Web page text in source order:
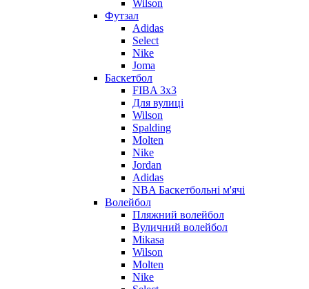
Wilson
Футзал
Adidas
Select
Nike
Joma
Баскетбол
FIBA 3x3
Для вулиці
Wilson
Spalding
Molten
Nike
Jordan
Adidas
NBA Баскетбольні м'ячі
Волейбол
Пляжний волейбол
Вуличний волейбол
Mikasa
Wilson
Molten
Nike